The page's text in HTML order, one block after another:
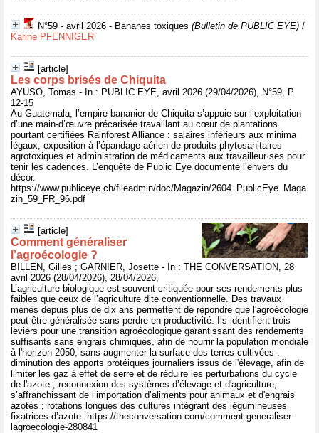
N°59 - avril 2026 - Bananes toxiques (Bulletin de PUBLIC EYE) /
Karine PFENNIGER
[article]
Les corps brisés de Chiquita
AYUSO, Tomas - In : PUBLIC EYE, avril 2026 (29/04/2026), N°59, P.
12-15
Au Guatemala, l’empire bananier de Chiquita s’appuie sur l’exploitation
d’une main-d’œuvre précarisée travaillant au cœur de plantations
pourtant certifiées Rainforest Alliance : salaires inférieurs aux minima
légaux, exposition à l’épandage aérien de produits phytosanitaires
agrotoxiques et administration de médicaments aux travailleur·ses pour
tenir les cadences. L’enquête de Public Eye documente l’envers du
décor.
https://www.publiceye.ch/fileadmin/doc/Magazin/2604_PublicEye_Maga
zin_59_FR_96.pdf
[article]
Comment généraliser
l’agroécologie ?
BILLEN, Gilles ; GARNIER, Josette - In : THE CONVERSATION, 28
avril 2026 (28/04/2026), 28/04/2026,
L’agriculture biologique est souvent critiquée pour ses rendements plus
faibles que ceux de l’agriculture dite conventionnelle. Des travaux
menés depuis plus de dix ans permettent de répondre que l'agroécologie
peut être généralisée sans perdre en productivité. Ils identifient trois
leviers pour une transition agroécologique garantissant des rendements
suffisants sans engrais chimiques, afin de nourrir la population mondiale
à l'horizon 2050, sans augmenter la surface des terres cultivées :
diminution des apports protéiques journaliers issus de l'élevage, afin de
limiter les gaz à effet de serre et de réduire les perturbations du cycle
de l'azote ; reconnexion des systèmes d’élevage et d'agriculture,
s’affranchissant de l’importation d’aliments pour animaux et d'engrais
azotés ; rotations longues des cultures intégrant des légumineuses
fixatrices d’azote. https://theconversation.com/comment-generaliser-
lagroecologie-280841